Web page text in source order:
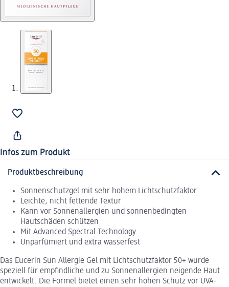
Infos zum Produkt
Produktbeschreibung
Sonnenschutzgel mit sehr hohem Lichtschutzfaktor
Leichte, nicht fettende Textur
Kann vor Sonnenallergien und sonnenbedingten
Hautschäden schützen
Mit Advanced Spectral Technology
Unparfümiert und extra wasserfest
Das Eucerin Sun Allergie Gel mit Lichtschutzfaktor 50+ wurde
speziell für empfindliche und zu Sonnenallergien neigende Haut
entwickelt. Die Formel bietet einen sehr hohen Schutz vor UVA-